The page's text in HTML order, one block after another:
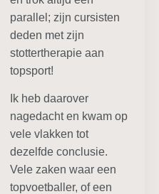
parallel; zijn cursisten
deden met zijn
stottertherapie aan
topsport!
Ik heb daarover
nagedacht en kwam op
vele vlakken tot
dezelfde conclusie.
Vele zaken waar een
topvoetballer, of een